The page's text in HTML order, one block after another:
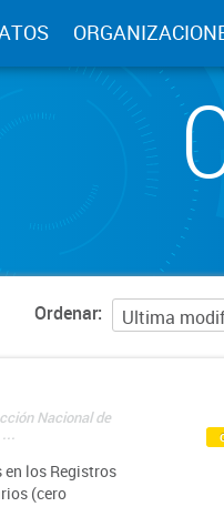
Ordenar
Nacional de
los Registros
(cero